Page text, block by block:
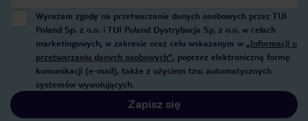
Wyrażam zgodę na przetwarzanie danych osobowych przez TUI
Poland Sp. z o.o. i TUI Poland Dystrybucja Sp. z o.o. w celach
marketingowych, w zakresie oraz celu wskazanym w „Informacji o
przetwarzaniu danych osobowych”, poprzez elektroniczną formę
komunikacji (e-mail), także z użyciem tzw. automatycznych
systemów wywołujących.
Zapisz się